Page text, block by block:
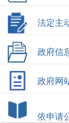
法定主
政府信
政府网
依申请